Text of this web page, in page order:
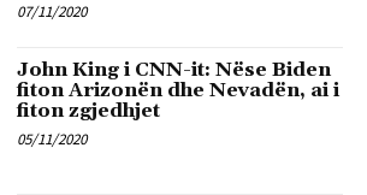
07/11/2020
John King i CNN-it: Nëse Biden
fiton Arizonën dhe Nevadën, ai i
fiton zgjedhjet
05/11/2020